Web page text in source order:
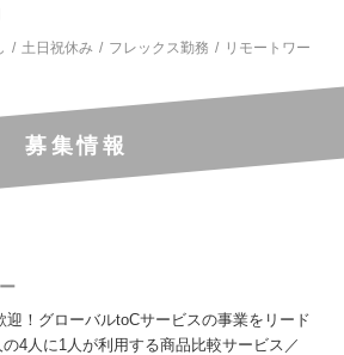
土日祝休み フレックス勤務
リモートワー
募集情報
！グローバルtoCサービスの事業をリード
4人に1人が利用する商品比較サービス／